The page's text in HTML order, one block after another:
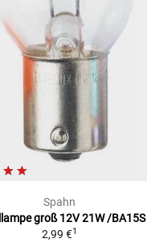
Spahn
groß 12V 21W /BA15S
2,99 €1